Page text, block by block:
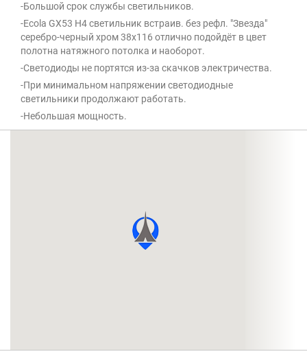
-Большой срок службы светильников.
-Ecola GX53 H4 светильник встраив. без рефл. "Звезда"
серебро-черный хром 38x116 отлично подойдёт в цвет
полотна натяжного потолка и наоборот.
-Светодиоды не портятся из-за скачков электричества.
-При минимальном напряжении светодиодные
светильники продолжают работать.
-Небольшая мощность.